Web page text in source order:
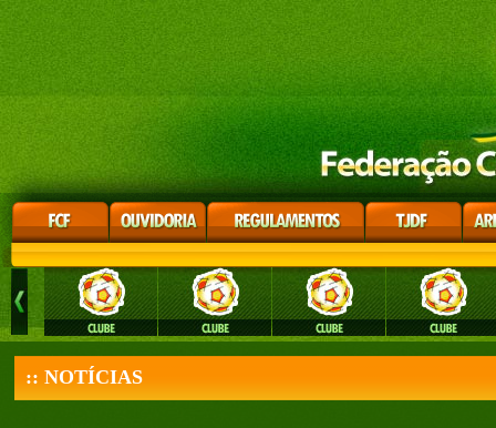
:: NOTÍCIAS